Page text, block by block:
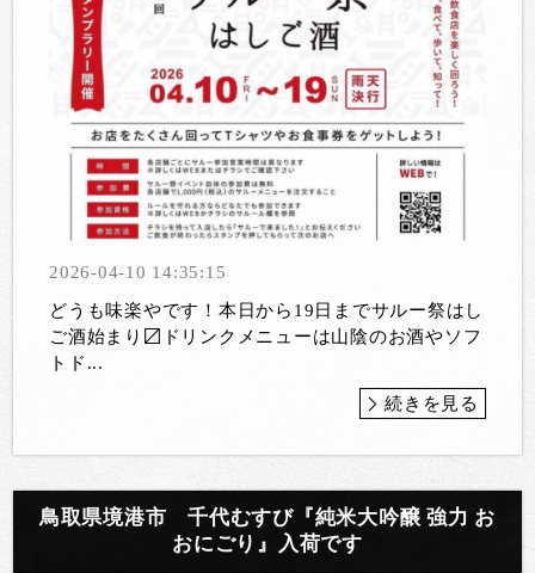
2026-04-10 14:35:15
どうも味楽やです！本日から19日までサルー祭はし
ご酒始まり〼ドリンクメニューは山陰のお酒やソフ
トド...
続きを見る
鳥取県境港市 千代むすび『純米大吟醸 強力 お
おにごり』入荷です